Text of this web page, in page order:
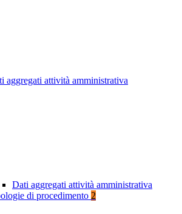
aggregati attività amministrativa
Dati aggregati attività amministrativa
di procedimento 2